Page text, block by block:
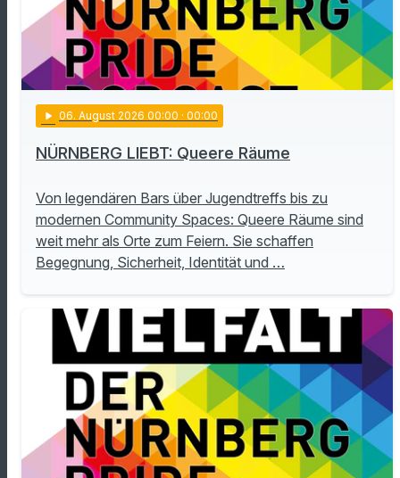
play_arrow 06. August 2026 00:00 · 00:00
NÜRNBERG LIEBT: Queere Räume
Von legendären Bars über Jugendtreffs bis zu
modernen Community Spaces: Queere Räume sind
weit mehr als Orte zum Feiern. Sie schaffen
Begegnung, Sicherheit, Identität und …